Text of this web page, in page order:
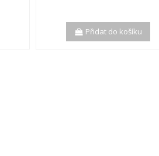
Přidat do košíku